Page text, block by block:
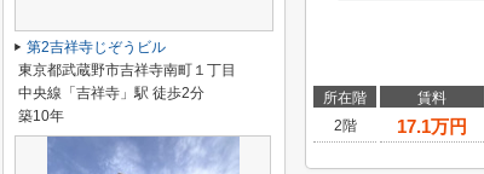
所在階 賃料
2階
17.1万円
第2吉祥寺じぞうビル
東京都武蔵野市吉祥寺南町１丁目
中央線「吉祥寺」駅 徒歩2分
築10年